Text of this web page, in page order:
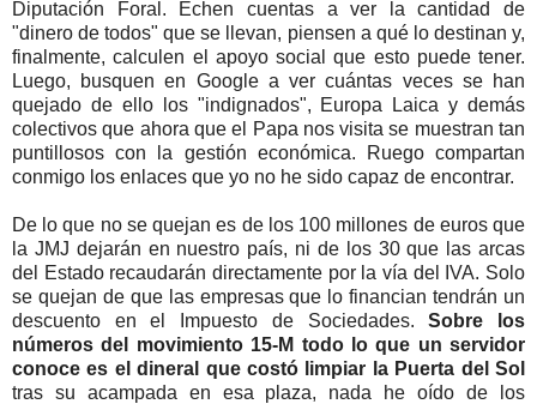
Diputación Foral. Echen cuentas a ver la cantidad de
"dinero de todos" que se llevan, piensen a qué lo destinan y,
finalmente, calculen el apoyo social que esto puede tener.
Luego, busquen en Google a ver cuántas veces se han
quejado de ello los "indignados", Europa Laica y demás
colectivos que ahora que el Papa nos visita se muestran tan
puntillosos con la gestión económica. Ruego compartan
conmigo los enlaces que yo no he sido capaz de encontrar.
De lo que no se quejan es de los 100 millones de euros que
la JMJ dejarán en nuestro país, ni de los 30 que las arcas
del Estado recaudarán directamente por la vía del IVA. Solo
se quejan de que las empresas que lo financian tendrán un
descuento en el Impuesto de Sociedades.Sobre los
números del movimiento 15-M todo lo que un servidor
conoce es el dineral que costó limpiar la Puerta del Sol
tras su acampada en esa plaza, nada he oído de los